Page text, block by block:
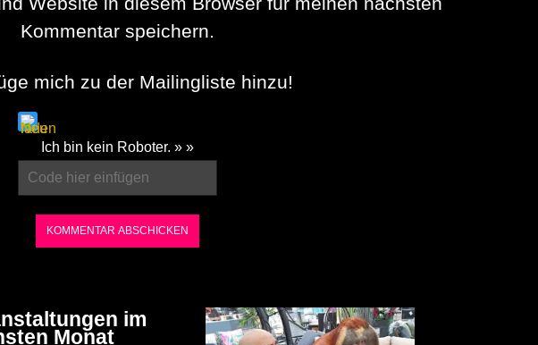
Kommentar speichern.
mich zu der Mailingliste hinzu!
Ich bin kein Roboter. » »
im
Monat